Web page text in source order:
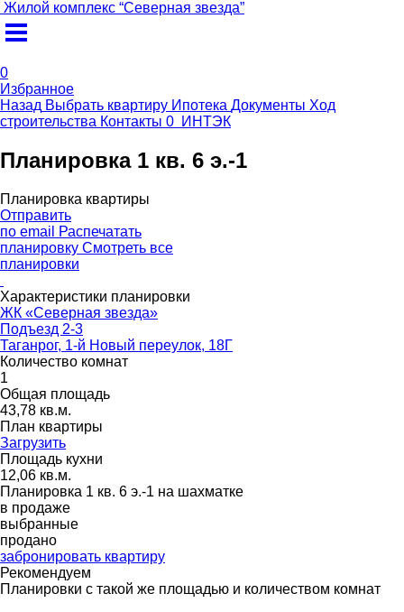
Жилой комплекс “Северная звезда”
0
Избранное
Назад Выбрать квартиру Ипотека Документы Ход
строительства Контакты 0 ИНТЭК
Планировка 1 кв. 6 э.-1
Планировка квартиры
Отправить
по email
Распечатать
планировку Смотреть все
планировки
Характеристики планировки
ЖК «Северная звезда»
Подъезд 2-3
Таганрог, 1-й Новый переулок, 18Г
Количество комнат
1
Общая площадь
43,78 кв.м.
План квартиры
Загрузить
Площадь кухни
12,06 кв.м.
Планировка 1 кв. 6 э.-1 на шахматке
в продаже
выбранные
продано
забронировать квартиру
Рекомендуем
Планировки с такой же площадью и количеством комнат